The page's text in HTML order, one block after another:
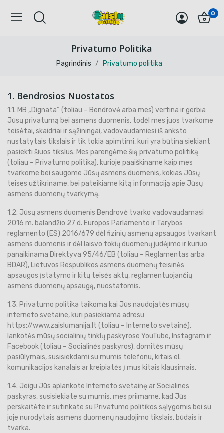
0
Privatumo Politika
Pagrindinis Privatumo politika
1. Bendrosios Nuostatos
1.1. MB „Dignata“ (toliau – Bendrovė arba mes) vertina ir gerbia
Jūsų privatumą bei asmens duomenis, todėl mes juos tvarkome
teisėtai, skaidriai ir sąžiningai, vadovaudamiesi iš anksto
nustatytais tikslais ir tik tokia apimtimi, kuri yra būtina siekiant
pasiekti šiuos tikslus. Mes parengėme šią privatumo politiką
(toliau – Privatumo politika), kurioje paaiškiname kaip mes
tvarkome bei saugome Jūsų asmens duomenis, kokias Jūsų
teises užtikriname, bei pateikiame kitą informaciją apie Jūsų
asmens duomenų tvarkymą.
1.2. Jūsų asmens duomenis Bendrovė tvarko vadovaudamasi
2016 m. balandžio 27 d. Europos Parlamento ir Tarybos
reglamento (ES) 2016/679 dėl fizinių asmenų apsaugos tvarkant
asmens duomenis ir dėl laisvo tokių duomenų judėjimo ir kuriuo
panaikinama Direktyva 95/46/EB (toliau – Reglamentas arba
BDAR), Lietuvos Respublikos asmens duomenų teisinės
apsaugos įstatymo ir kitų teisės aktų, reglamentuojančių
asmens duomenų apsaugą, nuostatomis.
1.3. Privatumo politika taikoma kai Jūs naudojatės mūsų
interneto svetaine, kuri pasiekiama adresu
https://www.zaislumanija.lt (toliau – Interneto svetainė),
lankotės mūsų socialinių tinklų paskyrose YouTube, Instagram ir
Facebook (toliau – Socialinės paskyros), domitės mūsų
pasiūlymais, susisiekdami su mumis telefonu, kitais el.
komunikacijos kanalais ar kreipiatės į mus kitais klausimais.
1.4. Jeigu Jūs aplankote Interneto svetainę ar Socialines
paskyras, susisiekiate su mumis, mes priimame, kad Jūs
perskaitėte ir sutinkate su Privatumo politikos sąlygomis bei su
joje nurodytais asmens duomenų naudojimo tikslais, būdais ir
tvarka.